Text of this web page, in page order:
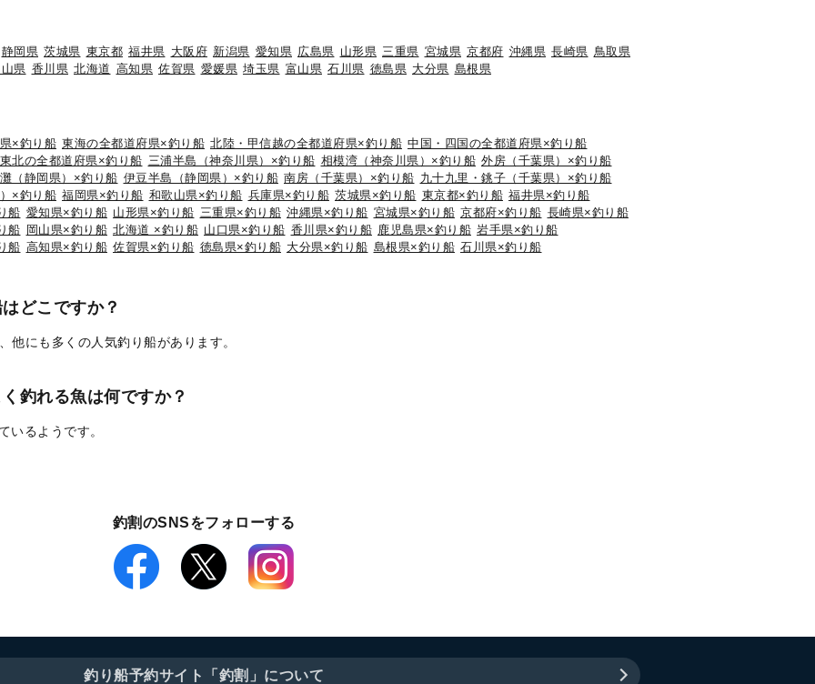
静岡県 茨城県 東京都 福井県 大阪府 新潟県 愛知県 広島県 山形県 三重県 宮城県 京都府 沖縄県 長崎県 鳥取県
県 香川県 北海道 高知県 佐賀県 愛媛県 埼玉県 富山県 石川県 徳島県 大分県 島根県
×釣り船 東海の全都道府県×釣り船 北陸・甲信越の全都道府県×釣り船 中国・四国の全都道府県×釣り船
北の全都道府県×釣り船 三浦半島（神奈川県）×釣り船 相模湾（神奈川県）×釣り船 外房（千葉県）×釣り船
（静岡県）×釣り船 伊豆半島（静岡県）×釣り船 南房（千葉県）×釣り船 九十九里・銚子（千葉県）×釣り船
×釣り船 福岡県×釣り船 和歌山県×釣り船 兵庫県×釣り船 茨城県×釣り船 東京都×釣り船 福井県×釣り船
船 愛知県×釣り船 山形県×釣り船 三重県×釣り船 沖縄県×釣り船 宮城県×釣り船 京都府×釣り船 長崎県×釣り船
船 岡山県×釣り船 北海道 ×釣り船 山口県×釣り船 香川県×釣り船 鹿児島県×釣り船 岩手県×釣り船
船 高知県×釣り船 佐賀県×釣り船 徳島県×釣り船 大分県×釣り船 島根県×釣り船 石川県×釣り船
どこですか？
他にも多くの人気釣り船があります。
釣れる魚は何ですか？
いるようです。
釣割のSNSをフォローする
釣り船予約サイト「釣割」について